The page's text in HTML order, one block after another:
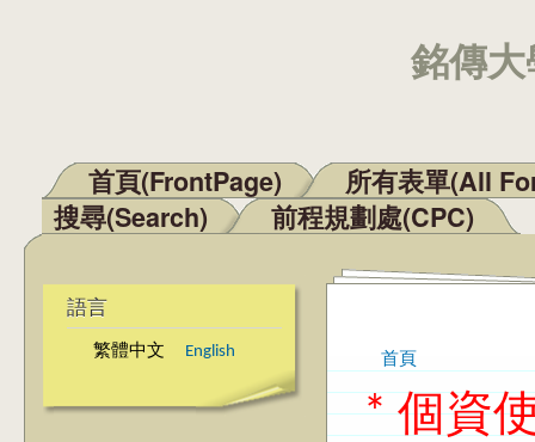
銘傳
主選單
首頁(FrontPage)
所有表單(All
搜尋(Search)
前程規劃處(CPC)
語言
繁體中文 English
您在這裡
首頁
* 個資